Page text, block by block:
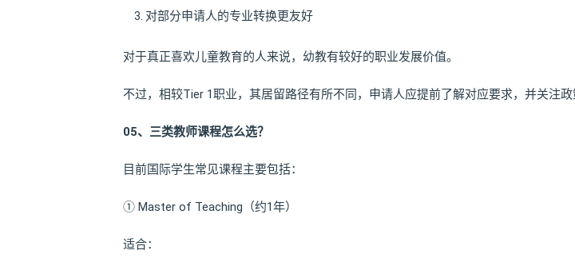
对部分申请人的专业转换更友好
对于真正喜欢儿童教育的人来说，幼教有较好的职业发展价值。
不过，相较Tier 1职业，其居留路径有所不同，申请人应提前了解对应要求，并关注政
05、三类教师课程怎么选？
目前国际学生常见课程主要包括：
① Master of Teaching（约1年）
适合：